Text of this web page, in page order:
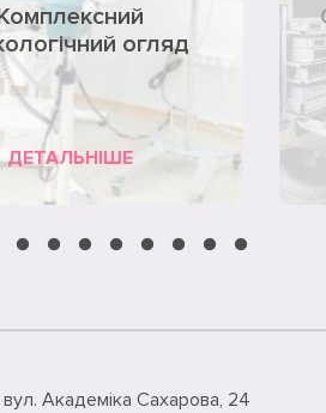
огляд
ДЕТАЛЬНІШЕ
Академiка Сахарова, 24